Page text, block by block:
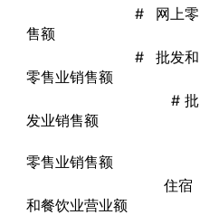
# 网上零
售额
# 批发和
零售业销售额
# 批
发业销售额
零售业销售额
住宿
和餐饮业营业额